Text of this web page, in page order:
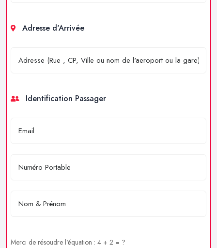
Adresse d'Arrivée
Identification Passager
Merci de résoudre l'équation : 4 + 2 = ?